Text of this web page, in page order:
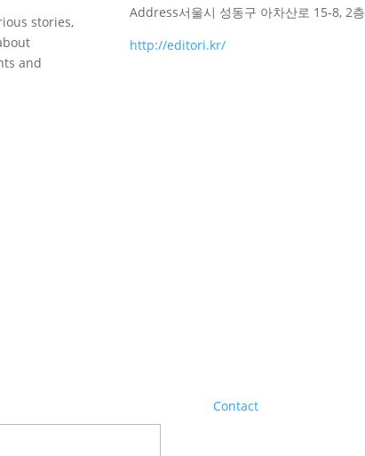
stories,
and
Address서울시 성동구 아차산로 15-8, 2층
http://editori.kr/
Contact